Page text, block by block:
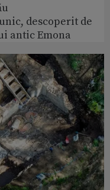
descoperit de
antic Emona